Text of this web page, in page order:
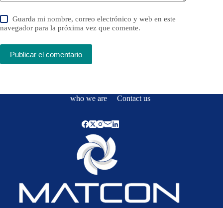
Guarda mi nombre, correo electrónico y web en este
navegador para la próxima vez que comente.
Publicar el comentario
who we are Contact us